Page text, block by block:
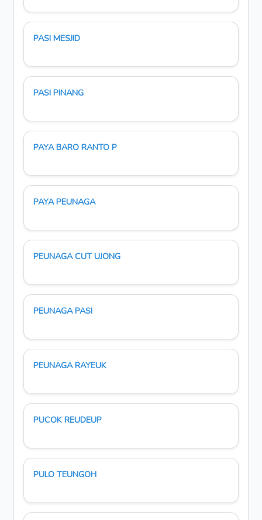
PASI MESJID
PASI PINANG
PAYA BARO RANTO P
PAYA PEUNAGA
PEUNAGA CUT UJONG
PEUNAGA PASI
PEUNAGA RAYEUK
PUCOK REUDEUP
PULO TEUNGOH